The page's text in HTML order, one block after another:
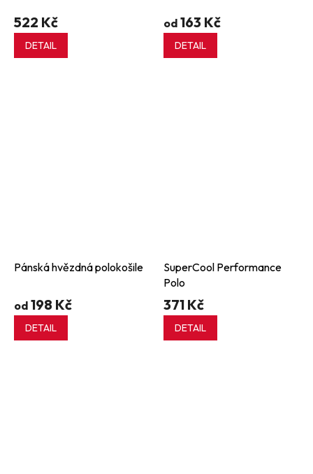
522 Kč
DETAIL
od 163 Kč
DETAIL
Pánská hvězdná polokošile
od 198 Kč
DETAIL
SuperCool Performance
Polo
371 Kč
DETAIL